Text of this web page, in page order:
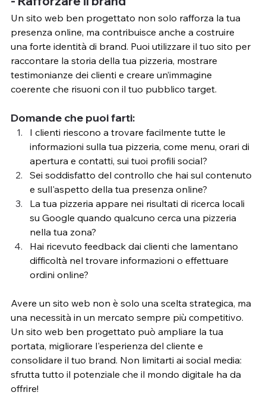
Un sito web ben progettato non solo rafforza la tua
presenza online, ma contribuisce anche a costruire
una forte identità di brand. Puoi utilizzare il tuo sito per
raccontare la storia della tua pizzeria, mostrare
testimonianze dei clienti e creare un’immagine
coerente che risuoni con il tuo pubblico target.
Domande che puoi farti:
I clienti riescono a trovare facilmente tutte le
informazioni sulla tua pizzeria, come menu, orari di
apertura e contatti, sui tuoi profili social?
Sei soddisfatto del controllo che hai sul contenuto
e sull'aspetto della tua presenza online?
La tua pizzeria appare nei risultati di ricerca locali
su Google quando qualcuno cerca una pizzeria
nella tua zona?
Hai ricevuto feedback dai clienti che lamentano
difficoltà nel trovare informazioni o effettuare
ordini online?
Avere un sito web non è solo una scelta strategica, ma
una necessità in un mercato sempre più competitivo.
Un sito web ben progettato può ampliare la tua
portata, migliorare l'esperienza del cliente e
consolidare il tuo brand. Non limitarti ai social media:
sfrutta tutto il potenziale che il mondo digitale ha da
offrire!